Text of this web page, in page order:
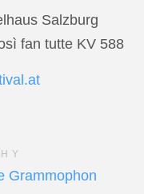
Salzburg
fan tutte KV 588
Grammophon